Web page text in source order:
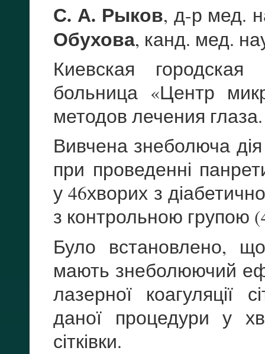
С. А. Рыков, д-р мед.
Обухова, канд. мед.
Киевская городская
больница «Центр
методов лечения глаза.
Вивчена знеболюча
при проведенні
у 46хворих з
з контрольною групою
Було встановлено,
мають знеболюючий
лазерної коагуляції
даної процедури у
сітківки.